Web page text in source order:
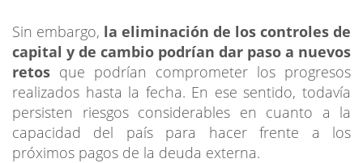
Sin embargo, la eliminación de los controles de
capital y de cambio podrían dar paso a nuevos
retos que podrían comprometer los progresos
realizados hasta la fecha. En ese sentido, todavía
persisten riesgos considerables en cuanto a la
capacidad del país para hacer frente a los
próximos pagos de la deuda externa.